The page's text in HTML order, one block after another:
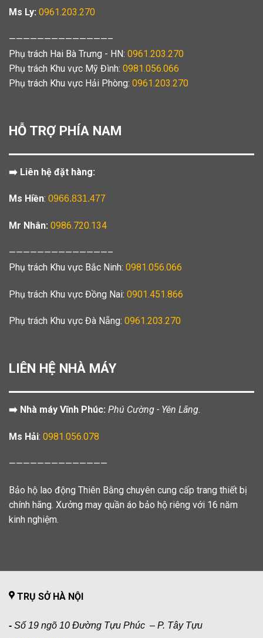
Ms Ly: 0961.203.270
——————————————–
Phụ trách Hai Bà Trưng - HN: 0961.203.270
Phụ trách Khu vực Mỹ Đình: 0981.056.066
Phụ trách Khu vực Hải Phòng: 0961.203.270
HỖ TRỢ PHÍA NAM
➡️ Liên hệ đặt hàng:
Ms Hiền: 0966.831.477
Mr Nhân: 0986.720.134
——————————————–
Phụ trách Khu vực Bắc Ninh: 0981.056.066
Phụ trách Khu vực Đồng Nai: 0901.451.866
Phụ trách Khu vực Đà Nẵng: 0961.203.270
LIÊN HỆ NHÀ MÁY
➡️ Nhà máy Vĩnh Phúc: Phú Cường - Yên Lãng.
Ms Hải: 0981.056.078
——————————————
Bảo hộ lao động Thiên Bằng chuyên cung cấp trang thiết bị
chính hãng. Xưởng may quần áo bảo hộ riêng với 16 năm
kinh nghiệm.
TRỤ SỞ HÀ NỘI
- Số 19 ngõ 10 Đường Tựu Phúc – P. Tây Tựu